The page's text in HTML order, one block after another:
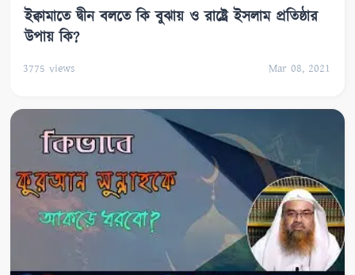
ইক্বামাতে দ্বীন বলতে কি বুঝায় ও রাষ্ট্রে ইসলাম প্রতিষ্ঠার
উপায় কি?
3775 views Mar 08, 2021